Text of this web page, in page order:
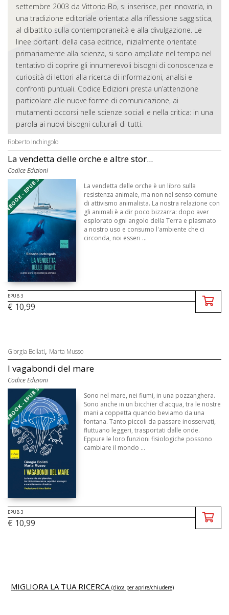
settembre 2003 da Vittorio Bo, si inserisce, per innovarla, in
una tradizione editoriale orientata alla riflessione saggistica,
al dibattito sulla contemporaneità e alla divulgazione. Le
linee portanti della casa editrice, inizialmente orientate
primariamente alla scienza, si sono ampliate nel tempo nel
tentativo di coprire gli innumerevoli bisogni di conoscenza e
curiosità di lettori alla ricerca di informazioni, analisi e
confronti puntuali. Codice Edizioni presta un’attenzione
particolare alle nuove forme di comunicazione, ai
mutamenti occorsi nelle scienze sociali e nella critica: in una
parola ai nuovi bisogni culturali di tutti.
Roberto Inchingolo
La vendetta delle orche e altre stor...
Codice Edizioni
EBOOK - EPUB 3
La vendetta delle orche è un libro sulla
resistenza animale, ma non nel senso comune
di attivismo animalista. La nostra relazione con
gli animali è a dir poco bizzarra: dopo aver
esplorato ogni angolo della Terra e plasmato
a nostro uso e consumo l'ambiente che ci
circonda, noi esseri ...
EPUB 3
€ 10,99
Giorgia Bollati, Marta Musso
I vagabondi del mare
Codice Edizioni
EBOOK - EPUB 3
Sono nel mare, nei fiumi, in una pozzanghera.
Sono anche in un bicchier d'acqua, tra le nostre
mani a coppetta quando beviamo da una
fontana. Tanto piccoli da passare inosservati,
fluttuano leggeri, trasportati dalle onde.
Eppure le loro funzioni fisiologiche possono
cambiare il mondo ...
EPUB 3
€ 10,99
MIGLIORA LA TUA RICERCA (clicca per aprire/chiudere)